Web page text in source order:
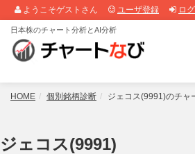
ようこそゲストさん ユーザ登録 ロ
日本株のチャート分析とAI分析
HOME 個別銘柄診断 ジェコス(9991)のチャ
ジェコス(9991)